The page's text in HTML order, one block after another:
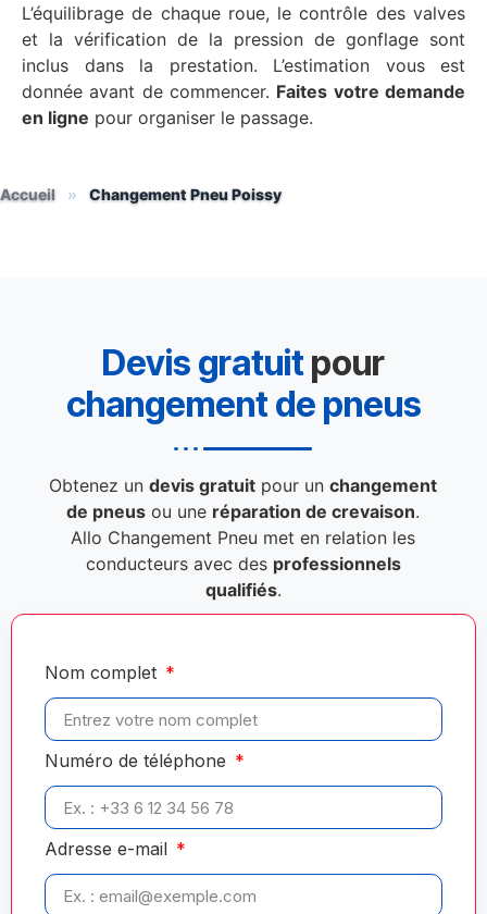
L’équilibrage de chaque roue, le contrôle des valves
et la vérification de la pression de gonflage sont
inclus dans la prestation. L’estimation vous est
donnée avant de commencer. Faites votre demande
en ligne pour organiser le passage.
Accueil » Changement Pneu Poissy
Devis gratuitpour
changement de pneus
Obtenez undevis gratuit pour unchangement
de pneus ou une réparation de crevaison.
Allo Changement Pneu met en relation les
conducteurs avec des professionnels
qualifiés.
Nom complet
Numéro de téléphone
Adresse e-mail